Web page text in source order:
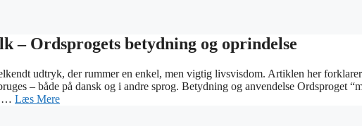
Ordsprogets betydning og oprindelse
udtryk, der rummer en enkel, men vigtig livsvisdom. Artiklen her forklarer
– både på dansk og i andre sprog. Betydning og anvendelse Ordsproget
… Læs Mere